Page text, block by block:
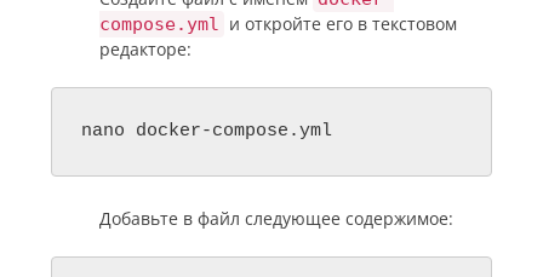
compose.yml и откройте его в текстовом
редакторе:
nano docker-compose.yml
Добавьте в файл следующее содержимое: